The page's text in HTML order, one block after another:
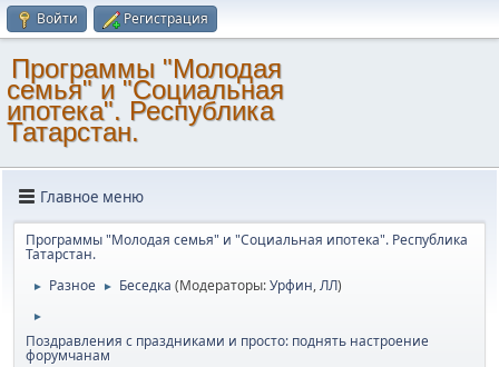
Войти Регистрация
Программы "Молодая
семья" и "Социальная
ипотека". Республика
Татарстан.
Главное меню
Программы "Молодая семья" и "Социальная ипотека". Республика
Татарстан.
► Разное ► Беседка (Модераторы:Урфин,ЛЛ)
►
Поздравления с праздниками и просто: поднять настроение
форумчанам